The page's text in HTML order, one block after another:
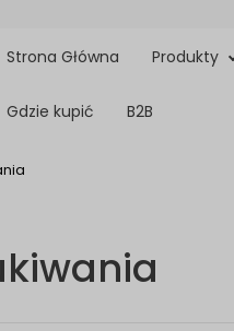
Strona Główna Produkty
Gdzie kupić B2B